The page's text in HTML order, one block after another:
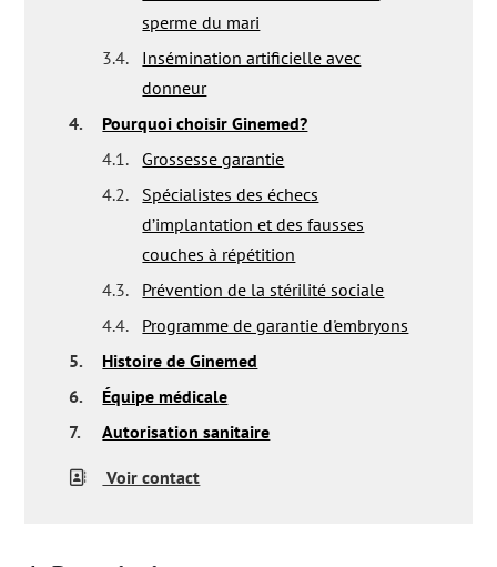
sperme du mari
3.4.
Insémination artificielle avec
donneur
4.
Pourquoi choisir Ginemed?
4.1.
Grossesse garantie
4.2.
Spécialistes des échecs
d’implantation et des fausses
couches à répétition
4.3.
Prévention de la stérilité sociale
4.4.
Programme de garantie d'embryons
5.
Histoire de Ginemed
6.
Équipe médicale
7.
Autorisation sanitaire
Voir contact